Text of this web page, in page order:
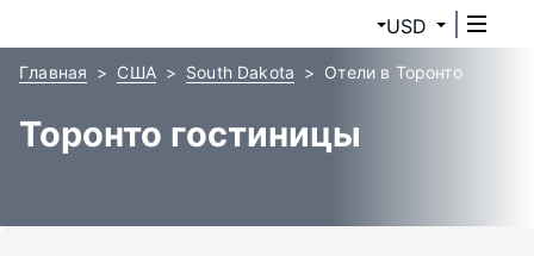
USD
Главная США South Dakota Отели в Торонто
Торонто гостиницы